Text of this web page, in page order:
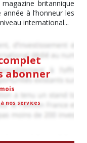
britannique
à l’honneur les
international...
abonner
nos services